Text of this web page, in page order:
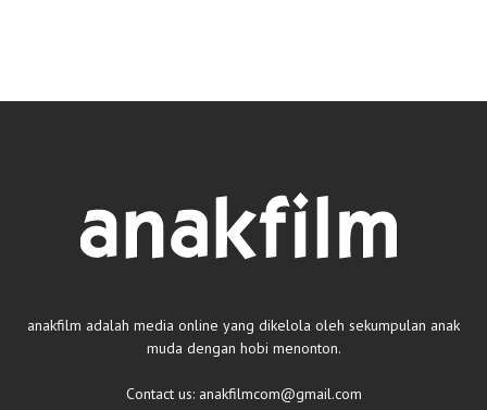
anakfilm adalah media online yang dikelola oleh sekumpulan anak
muda dengan hobi menonton.
Contact us: anakfilmcom@gmail.com